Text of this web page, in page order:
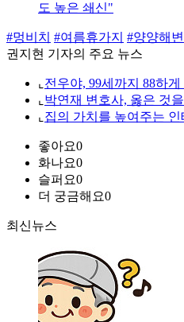
도 높은 쇄신"
#멍비치 #여름휴가지 #양양해변
권지현 기자의 주요 뉴스
⌞ 전우야, 99세까지 88하
⌞ 박연재 변호사, 옳은 것
⌞ 집의 가치를 높여주는 인
좋아요0
화나요0
슬퍼요0
더 궁금해요0
최신뉴스